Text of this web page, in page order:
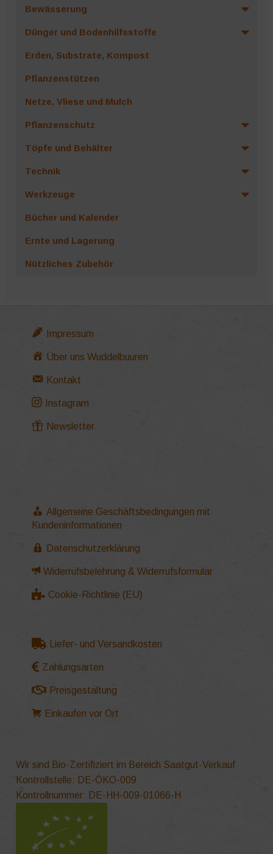
Bewässerung
Dünger und Bodenhilfsstoffe
Erden, Substrate, Kompost
Pflanzenstützen
Netze, Vliese und Mulch
Pflanzenschutz
Töpfe und Behälter
Technik
Werkzeuge
Bücher und Kalender
Ernte und Lagerung
Nützliches Zubehör
Impressum
Über uns Wuddelbuuren
Kontakt
Instagram
Newsletter
Allgemeine Geschäftsbedingungen mit
Kundeninformationen
Datenschutzerklärung
Widerrufsbelehrung & Widerrufsformular
Cookie-Richtlinie (EU)
Liefer- und Versandkosten
Zahlungsarten
Preisgestaltung
Einkaufen vor Ort
Wir sind Bio-Zertifiziert im Bereich Saatgut-Verkauf
Kontrollstelle: DE-ÖKO-009
Kontrollnummer: DE-HH-009-01066-H